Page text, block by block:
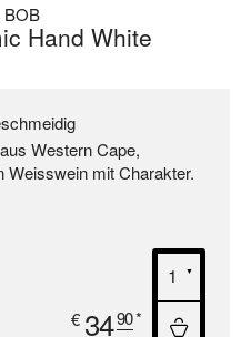
BOB
Hand White
Western Cape,
Weisswein mit Charakter.
€ 3490*